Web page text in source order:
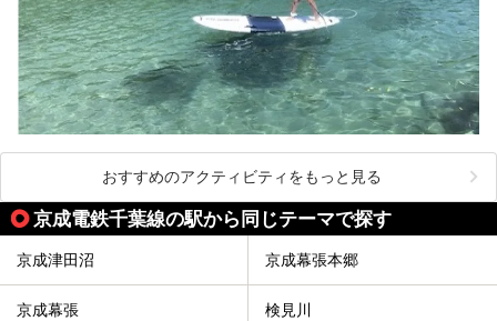
おすすめのアクティビティをもっと見る
京成電鉄千葉線の駅から同じテーマで探す
京成津田沼 京成幕張本郷
京成幕張 検見川